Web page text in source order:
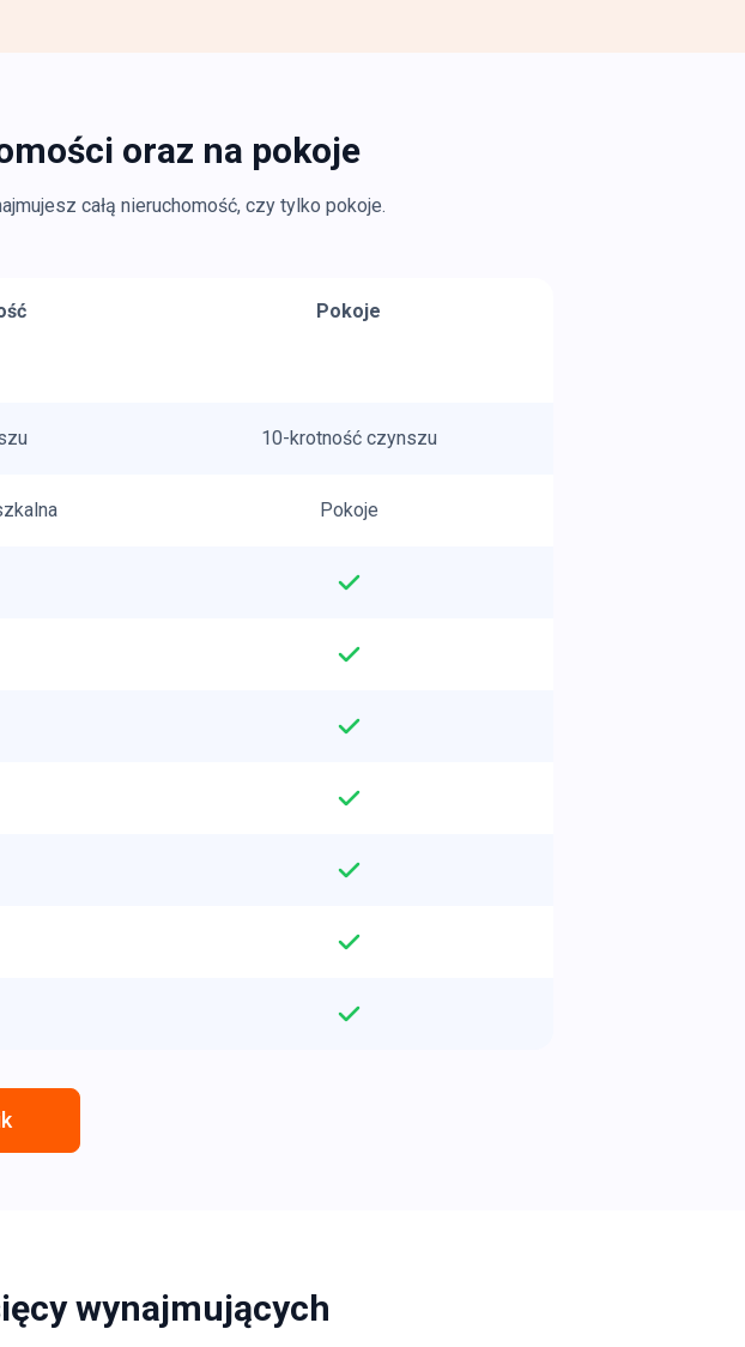
oraz na pokoje
całą nieruchomość, czy tylko pokoje.
Pokoje
10-krotność czynszu
Pokoje
wynajmujących